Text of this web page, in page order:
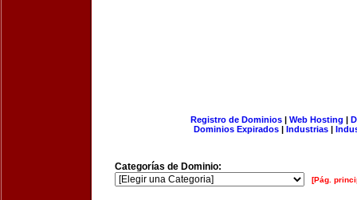
Registro de Dominios| Web Hosting |
Dominios Expirados | Industrias |
Categorías de Dominio:
[Pág.